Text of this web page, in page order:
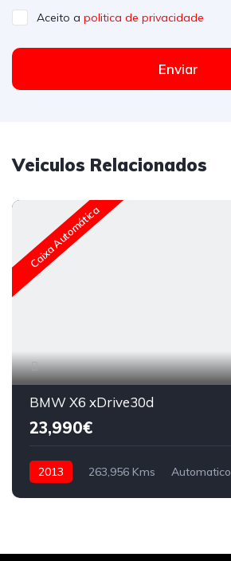
Aceito a politica de privacidade
Enviar
Veiculos Relacionados
Caixa Automática
BMW X6 xDrive30d
23,990€
2013 263,956 Kms Automatico